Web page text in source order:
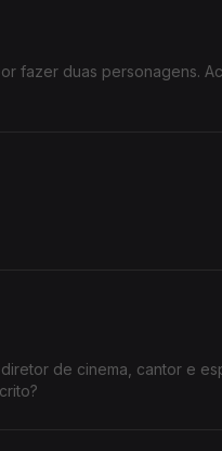
fazer duas personagens.
de cinema, cantor e